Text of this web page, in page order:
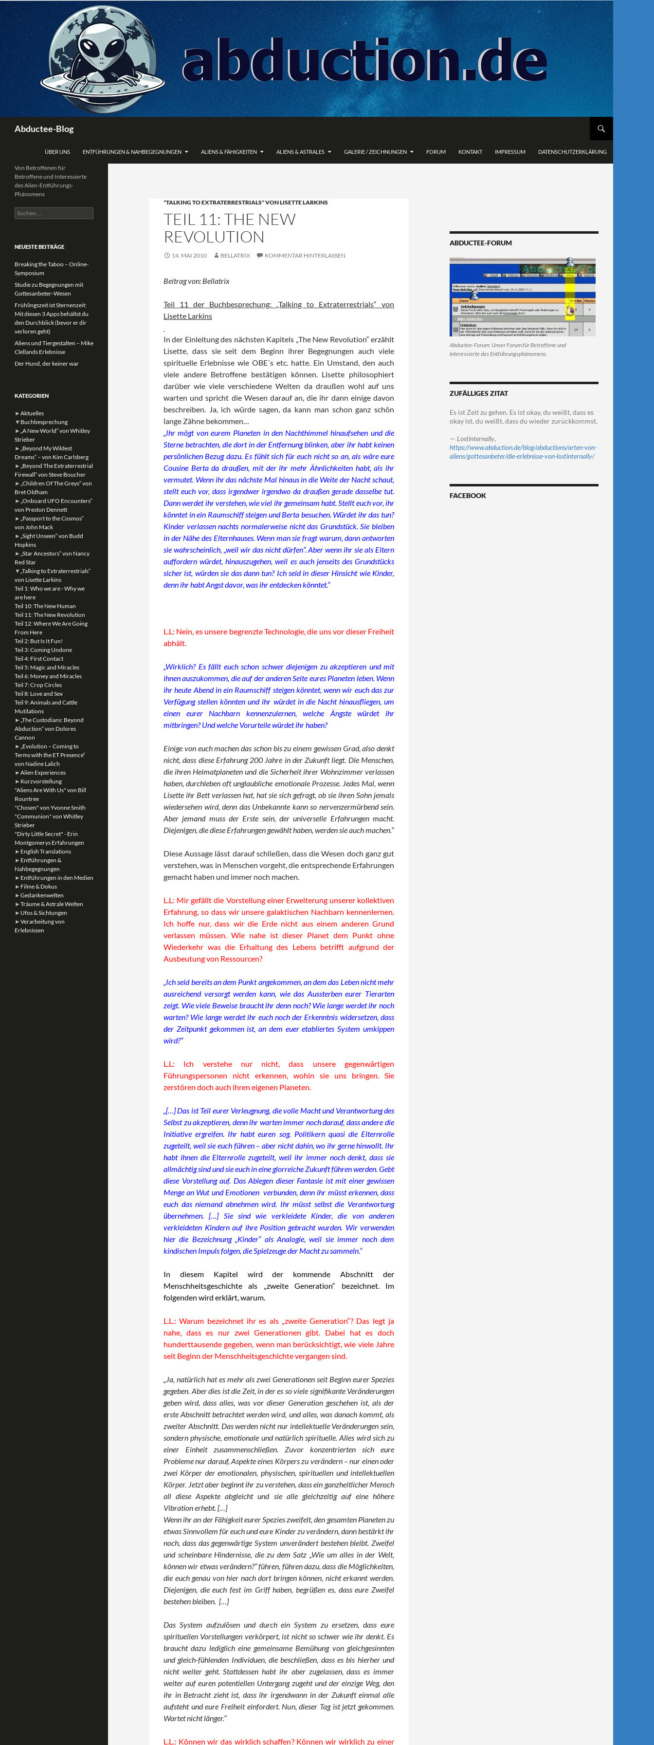
Zum
Abductee-Blog
ÜBER UNS ENTFÜHRUNGEN & NAHBEGEGNUNGEN ALIENS & FÄHIGKEITEN ALIENS & ASTRALES GALERIE / ZEICHNUNGEN FORUM KONTAKT IMPRESSUM DATENSCHUTZERKLÄRUNG
"TALKING TO EXTRATERRESTRIALS" VON LISETTE LARKINS
TEIL 11: THE NEW
REVOLUTION
14. MAI 2010 BELLATRIX KOMMENTAR HINTERLASSEN
Beitrag von: Bellatrix
Teil 11 der Buchbesprechung: „Talking to Extraterrestrials“ von
Lisette Larkins
In der Einleitung des nächsten Kapitels „The New Revolution“ erzählt
Lisette, dass sie seit dem Beginn ihrer Begegnungen auch viele
spirituelle Erlebnisse wie OBE´s etc. hatte. Ein Umstand, den auch
viele andere Betroffene bestätigen können. Lisette philosophiert
darüber wie viele verschiedene Welten da draußen wohl auf uns
warten und spricht die Wesen darauf an, die ihr dann einige davon
beschreiben. Ja, ich würde sagen, da kann man schon ganz schön
lange Zähne bekommen…
„Ihr mögt von eurem Planeten in den Nachthimmel hinaufsehen und die
Sterne betrachten, die dort in der Entfernung blinken, aber ihr habt keinen
persönlichen Bezug dazu. Es fühlt sich für euch nicht so an, als wäre eure
Cousine Berta da draußen, mit der ihr mehr Ähnlichkeiten habt, als ihr
vermutet. Wenn ihr das nächste Mal hinaus in die Weite der Nacht schaut,
stellt euch vor, dass irgendwer irgendwo da draußen gerade dasselbe tut.
Dann werdet ihr verstehen, wie viel ihr gemeinsam habt. Stellt euch vor, ihr
könntet in ein Raumschiff steigen und Berta besuchen. Würdet ihr das tun?
Kinder verlassen nachts normalerweise nicht das Grundstück. Sie bleiben
in der Nähe des Elternhauses. Wenn man sie fragt warum, dann antworten
sie wahrscheinlich, „weil wir das nicht dürfen“. Aber wenn ihr sie als Eltern
auffordern würdet, hinauszugehen, weil es auch jenseits des Grundstücks
sicher ist, würden sie das dann tun? Ich seid in dieser Hinsicht wie Kinder,
denn ihr habt Angst davor, was ihr entdecken könntet.“
L.L: Nein, es unsere begrenzte Technologie, die uns vor dieser Freiheit
abhält.
„Wirklich? Es fällt euch schon schwer diejenigen zu akzeptieren und mit
ihnen auszukommen, die auf der anderen Seite eures Planeten leben. Wenn
ihr heute Abend in ein Raumschiff steigen könntet, wenn wir euch das zur
Verfügung stellen könnten und ihr würdet in die Nacht hinausfliegen, um
einen eurer Nachbarn kennenzulernen, welche Ängste würdet ihr
mitbringen? Und welche Vorurteile würdet ihr haben?
Einige von euch machen das schon bis zu einem gewissen Grad, also denkt
nicht, dass diese Erfahrung 200 Jahre in der Zukunft liegt. Die Menschen,
die ihren Heimatplaneten und die Sicherheit ihrer Wohnzimmer verlassen
haben, durchleben oft unglaubliche emotionale Prozesse. Jedes Mal, wenn
Lisette ihr Bett verlassen hat, hat sie sich gefragt, ob sie ihren Sohn jemals
wiedersehen wird, denn das Unbekannte kann so nervenzermürbend sein.
Aber jemand muss der Erste sein, der universelle Erfahrungen macht.
Diejenigen, die diese Erfahrungen gewählt haben, werden sie auch machen.“
Diese Aussage lässt darauf schließen, dass die Wesen doch ganz gut
verstehen, was in Menschen vorgeht, die entsprechende Erfahrungen
gemacht haben und immer noch machen.
L.L: Mir gefällt die Vorstellung einer Erweiterung unserer kollektiven
Erfahrung, so dass wir unsere galaktischen Nachbarn kennenlernen.
Ich hoffe nur, dass wir die Erde nicht aus einem anderen Grund
verlassen müssen. Wie nahe ist dieser Planet dem Punkt ohne
Wiederkehr was die Erhaltung des Lebens betrifft aufgrund der
Ausbeutung von Ressourcen?
„Ich seid bereits an dem Punkt angekommen, an dem das Leben nicht mehr
ausreichend versorgt werden kann, wie das Aussterben eurer Tierarten
zeigt. Wie viele Beweise braucht ihr denn noch? Wie lange werdet ihr noch
warten? Wie lange werdet ihr euch noch der Erkenntnis widersetzen, dass
der Zeitpunkt gekommen ist, an dem euer etabliertes System umkippen
wird?“
L.L: Ich verstehe nur nicht, dass unsere gegenwärtigen
Führungspersonen nicht erkennen, wohin sie uns bringen. Sie
zerstören doch auch ihren eigenen Planeten.
„[…] Das ist Teil eurer Verleugnung, die volle Macht und Verantwortung des
Selbst zu akzeptieren, denn ihr warten immer noch darauf, dass andere die
Initiative ergreifen. Ihr habt euren sog. Politikern quasi die Elternrolle
zugeteilt, weil sie euch führen – aber nicht dahin, wo ihr gerne hinwollt. Ihr
habt ihnen die Elternrolle zugeteilt, weil ihr immer noch denkt, dass sie
allmächtig sind und sie euch in eine glorreiche Zukunft führen werden. Gebt
diese Vorstellung auf. Das Ablegen dieser Fantasie ist mit einer gewissen
Menge an Wut und Emotionen verbunden, denn ihr müsst erkennen, dass
euch das niemand abnehmen wird. Ihr müsst selbst die Verantwortung
übernehmen. […] Sie sind wie verkleidete Kinder, die von anderen
verkleideten Kindern auf ihre Position gebracht wurden. Wir verwenden
hier die Bezeichnung „Kinder“ als Analogie, weil sie immer noch dem
kindischen Impuls folgen, die Spielzeuge der Macht zu sammeln.“
In diesem Kapitel wird der kommende Abschnitt der
Menschheitsgeschichte als „zweite Generation“ bezeichnet. Im
folgenden wird erklärt, warum.
L.L.: Warum bezeichnet ihr es als „zweite Generation“? Das legt ja
nahe, dass es nur zwei Generationen gibt. Dabei hat es doch
hunderttausende gegeben, wenn man berücksichtigt, wie viele Jahre
seit Beginn der Menschheitsgeschichte vergangen sind.
„Ja, natürlich hat es mehr als zwei Generationen seit Beginn eurer Spezies
gegeben. Aber dies ist die Zeit, in der es so viele signifikante Veränderungen
geben wird, dass alles, was vor dieser Generation geschehen ist, als der
erste Abschnitt betrachtet werden wird, und alles, was danach kommt, als
zweiter Abschnitt. Das werden nicht nur intellektuelle Veränderungen sein,
sondern physische, emotionale und natürlich spirituelle. Alles wird sich zu
einer Einheit zusammenschließen. Zuvor konzentrierten sich eure
Probleme nur darauf, Aspekte eines Körpers zu verändern – nur einen oder
zwei Körper der emotionalen, physischen, spirituellen und intellektuellen
Körper. Jetzt aber beginnt ihr zu verstehen, dass ein ganzheitlicher Mensch
all diese Aspekte abgleicht und sie alle gleichzeitig auf eine höhere
Vibration erhebt. […]
Wenn ihr an der Fähigkeit eurer Spezies zweifelt, den gesamten Planeten zu
etwas Sinnvollem für euch und eure Kinder zu verändern, dann bestärkt ihr
noch, dass das gegenwärtige System unverändert bestehen bleibt. Zweifel
und scheinbare Hindernisse, die zu dem Satz „Wie um alles in der Welt,
können wir etwas verändern?“ führen, führen dazu, dass die Möglichkeiten,
die euch genau von hier nach dort bringen können, nicht erkannt werden.
Diejenigen, die euch fest im Griff haben, begrüßen es, dass eure Zweifel
bestehen bleiben. […]
Das System aufzulösen und durch ein System zu ersetzen, dass eure
spirituellen Vorstellungen verkörpert, ist nicht so schwer wie ihr denkt. Es
braucht dazu lediglich eine gemeinsame Bemühung von gleichgesinnten
und gleich-fühlenden Individuen, die beschließen, dass es bis hierher und
nicht weiter geht. Stattdessen habt ihr aber zugelassen, dass es immer
weiter auf euren potentiellen Untergang zugeht und der einzige Weg, den
ihr in Betracht zieht ist, dass ihr irgendwann in der Zukunft einmal alle
aufsteht und eure Freiheit einfordert. Nun, dieser Tag ist jetzt gekommen.
Wartet nicht länger.“
L.L.: Können wir das wirklich schaffen? Können wir wirklich zu einer
ABDUCTEE-FORUM
Abductee-Forum: Unser Forum für Betroffene und
Interessierte des Entführungsphänomens.
ZUFÄLLIGES ZITAT
Es ist Zeit zu gehen. Es ist okay, du weißt, dass es
okay ist, du weißt, dass du wieder zurückkommst.
— Lostinternally,
https://www.abduction.de/blog/abductions/arten-von-
aliens/gottesanbeter/die-erlebnisse-von-lostinternally/
FACEBOOK
Von Betroffenen für
Betroffene und Interessierte
des Alien-Entführungs-
Phänomens
Suchen
nach:
NEUESTE BEITRÄGE
Breaking the Taboo – Online-
Symposium
Studie zu Begegnungen mit
Gottesanbeter-Wesen
Frühlingszeit ist Sternenzeit:
Mit diesen 3 Apps behältst du
den Durchblick (bevor er dir
verloren geht)
Aliens und Tiergestalten – Mike
Clellands Erlebnisse
Der Hund, der keiner war
KATEGORIEN
► Aktuelles
▼ Buchbesprechung
► „A New World“ von Whitley
Strieber
► „Beyond My Wildest
Dreams“ – von Kim Carlsberg
► „Beyond The Extraterrestrial
Firewall“ von Steve Boucher
► „Children Of The Greys“ von
Bret Oldham
► „Onboard UFO Encounters“
von Preston Dennett
► „Passport to the Cosmos“
von John Mack
► „Sight Unseen“ von Budd
Hopkins
► „Star Ancestors“ von Nancy
Red Star
▼ „Talking to Extraterrestrials“
von Lisette Larkins
Teil 1: Who we are - Why we
are here
Teil 10: The New Human
Teil 11: The New Revolution
Teil 12: Where We Are Going
From Here
Teil 2: But Is It Fun!
Teil 3: Coming Undone
Teil 4: First Contact
Teil 5: Magic and Miracles
Teil 6: Money and Miracles
Teil 7: Crop Circles
Teil 8: Love and Sex
Teil 9: Animals and Cattle
Mutilations
► „The Custodians: Beyond
Abduction“ von Dolores
Cannon
► „Evolution – Coming to
Terms with the ET Presence“
von Nadine Lalich
► Alien Experiences
► Kurzvorstellung
"Aliens Are With Us" von Bill
Rountree
"Chosen" von Yvonne Smith
"Communion" von Whitley
Strieber
"Dirty Little Secret" - Erin
Montgomerys Erfahrungen
► English Translations
► Entführungen &
Nahbegegnungen
► Entführungen in den Medien
► Filme & Dokus
► Gedankenwelten
► Träume & Astrale Welten
► Ufos & Sichtungen
► Verarbeitung von
Erlebnissen